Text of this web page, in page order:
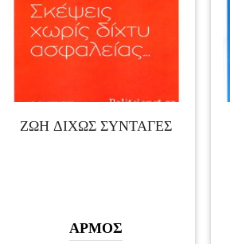
ΖΩΗ ΔΙΧΩΣ ΣΥΝΤΑΓΕΣ
ΑΡΜΟΣ